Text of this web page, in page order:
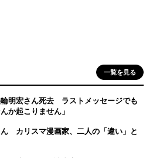
一覧を見る
明宏さん死去 ラストメッセージでも
か起こりません」
カリスマ漫画家、二人の「違い」と